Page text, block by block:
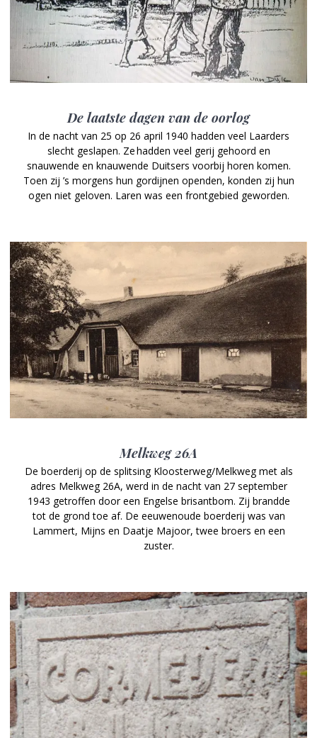
De laatste dagen van de oorlog
In de nacht van 25 op 26 april 1940 hadden veel Laarders
slecht geslapen. Ze hadden veel gerij gehoord en
snauwende en knauwende Duitsers voorbij horen komen.
Toen zij ’s morgens hun gordijnen openden, konden zij hun
ogen niet geloven. Laren was een frontgebied geworden.
Melkweg 26A
De boerderij op de splitsing Kloosterweg/Melkweg met als
adres Melkweg 26A, werd in de nacht van 27 september
1943 getroffen door een Engelse brisantbom. Zij brandde
tot de grond toe af. De eeuwenoude boerderij was van
Lammert, Mijns en Daatje Majoor, twee broers en een
zuster.